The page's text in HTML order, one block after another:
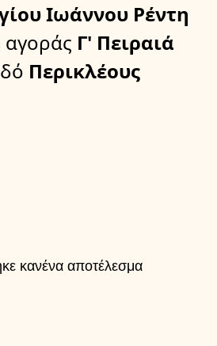
Ιωάννου Ρέντη
αγοράς Γ' Πειραιά
Περικλέους
κανένα αποτέλεσμα